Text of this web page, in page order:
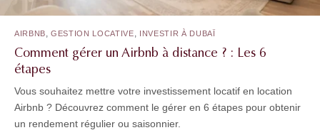
Comment gérer un Airbnb à distance ? : Les 6
étapes
Vous souhaitez mettre votre investissement locatif en location
Airbnb ? Découvrez comment le gérer en 6 étapes pour obtenir
un rendement régulier ou saisonnier.
AIRBNB,GESTION LOCATIVE, INVESTIR À DUBAÏ